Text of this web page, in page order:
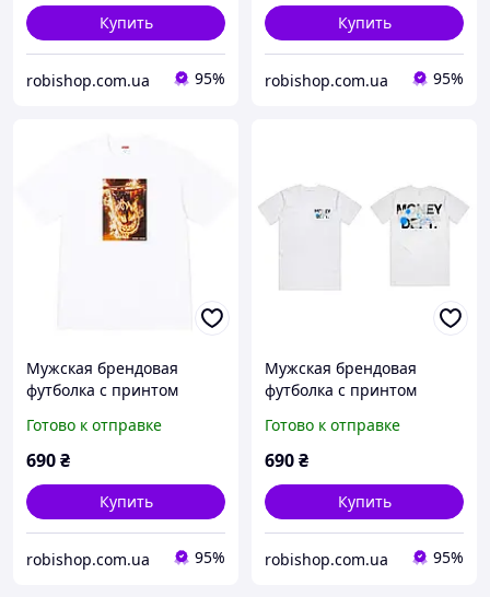
Купить
robishop.com.ua 95%
Купить
robishop.com.ua 95%
Мужская брендовая
футболка с принтом
Белый, XS
Готово к отправке
690₴
Купить
robishop.com.ua 95%
Мужская брендовая
футболка с принтом
Готово к отправке
690₴
Купить
robishop.com.ua 95%